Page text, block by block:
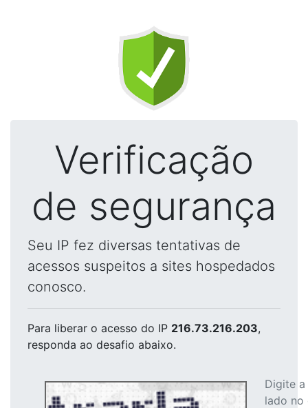
Verificação
de segurança
Seu IP fez diversas tentativas de
acessos suspeitos a sites hospedados
conosco.
Para liberar o acesso do IP 216.73.216.203,
responda ao desafio abaixo.
Digite
lado no